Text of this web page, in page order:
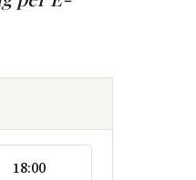
18:00